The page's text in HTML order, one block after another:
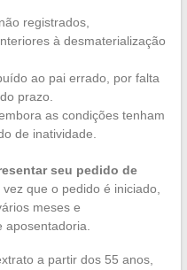
registrados,
à desmaterialização
ao pai errado, por falta
prazo.
as condições tenham
de inatividade.
seu pedido de
vez que o pedido é iniciado,
meses e
aposentadoria.
a partir dos 55 anos,